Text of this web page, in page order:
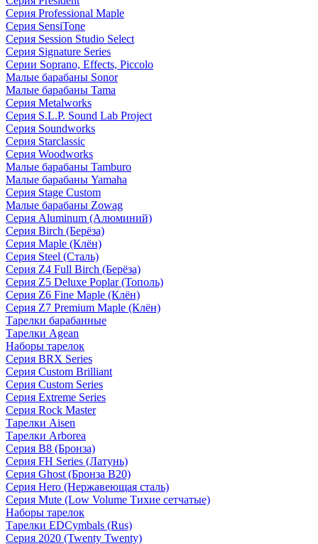
Серия Professional Maple
Серия SensiTone
Серия Session Studio Select
Серия Signature Series
Серии Soprano, Effects, Piccolo
Малые барабаны Sonor
Малые барабаны Tama
Серия Metalworks
Серия S.L.P. Sound Lab Project
Серия Soundworks
Серия Starclassic
Серия Woodworks
Малые барабаны Tamburo
Малые барабаны Yamaha
Серия Stage Custom
Малые барабаны Zowag
Серия Aluminum (Алюминий)
Серия Birch (Берёза)
Серия Maple (Клён)
Серия Steel (Сталь)
Серия Z4 Full Birch (Берёза)
Серия Z5 Deluxe Poplar (Тополь)
Серия Z6 Fine Maple (Клён)
Серия Z7 Premium Maple (Клён)
Тарелки барабанные
Тарелки Agean
Наборы тарелок
Серия BRX Series
Серия Custom Brilliant
Серия Custom Series
Серия Extreme Series
Серия Rock Master
Тарелки Aisen
Тарелки Arborea
Серия B8 (Бронза)
Серия FH Series (Латунь)
Серия Ghost (Бронза B20)
Серия Hero (Нержавеющая сталь)
Серия Mute (Low Volume Тихие сетчатые)
Наборы тарелок
Тарелки EDCymbals (Rus)
Серия 2020 (Twenty Twenty)